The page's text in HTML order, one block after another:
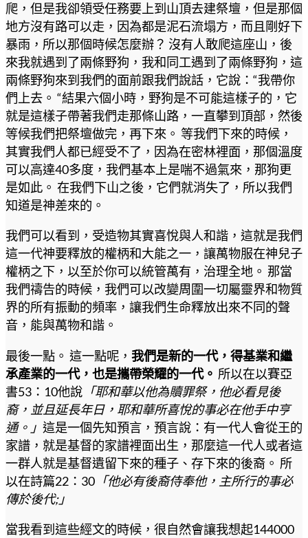
爬，但是我卻領受任務要上到山頂去建祭壇，但是那個
地方沒有路可以走，因為都是泥石流塌方，而且剛好下
暴雨，所以那個時候怎麼辦？ 沒有人敢爬這座山，後
來我就遇到了兩條野狗，我和同工遇到了兩條野狗，這
兩條野狗來到我們的面前跟我們說話，它說：“我帶你
們上去。 “結果六個小時，野狗是不可能這樣子的，它
就是這樣子帶著我們走那條山路，一直攀到頂部，然後
等候我們把祭壇做完，再下來。 等我們下來的時候，
其實我們人都已經受不了，因為在密林裡面，那個溫度
可以高達40多度，我們基本上是喘不過氣來，那狗更
是如此。 在我們下山之後，它們就消失了，所以我們
知道是神差來的。
我們可以看到，受造物其實喜悅與人和諧，這就是我們
這一代神要釋放的權柄和大能之一，讓萬物服在神兒子
權柄之下，以至於你可以統管萬有，治理全地。 那當
我們禱告的時候，我們可以改變周圍一切屬靈界和物質
界的所有振動的頻率，讓我們生命釋放出來不同的聲
音，能與萬物和諧。
最後一點。 這一點呢， 我們是新的一代，得基業和繼
承產業的一代，也是攜帶榮耀的一代。 所以在以賽亞
書53：10他說 「耶和華以他為贖罪祭，他必看見後
裔，並且延長年日，耶和華所喜悅的事必在他手中亨
通。」 這是一個先知預言，預言說：有一代人會從王的
家譜，就是基督的家譜裡面出生，那麼這一代人或者這
一群人就是基督遺留下來的種子、存下來的後裔。 所
以在詩篇22：30 「他必有後裔侍奉他，主所行的事必
傳於後代;」
當我看到這些經文的時候，很自然會讓我想起144000